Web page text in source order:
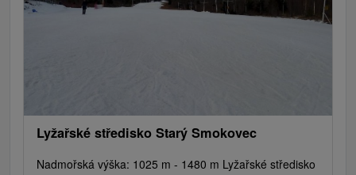
Lyžařské středisko Starý Smokovec
Nadmořská výška: 1025 m - 1480 m Lyžařské středisko